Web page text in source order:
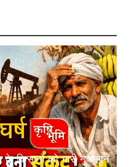
के किसानों को भारी नुकसान